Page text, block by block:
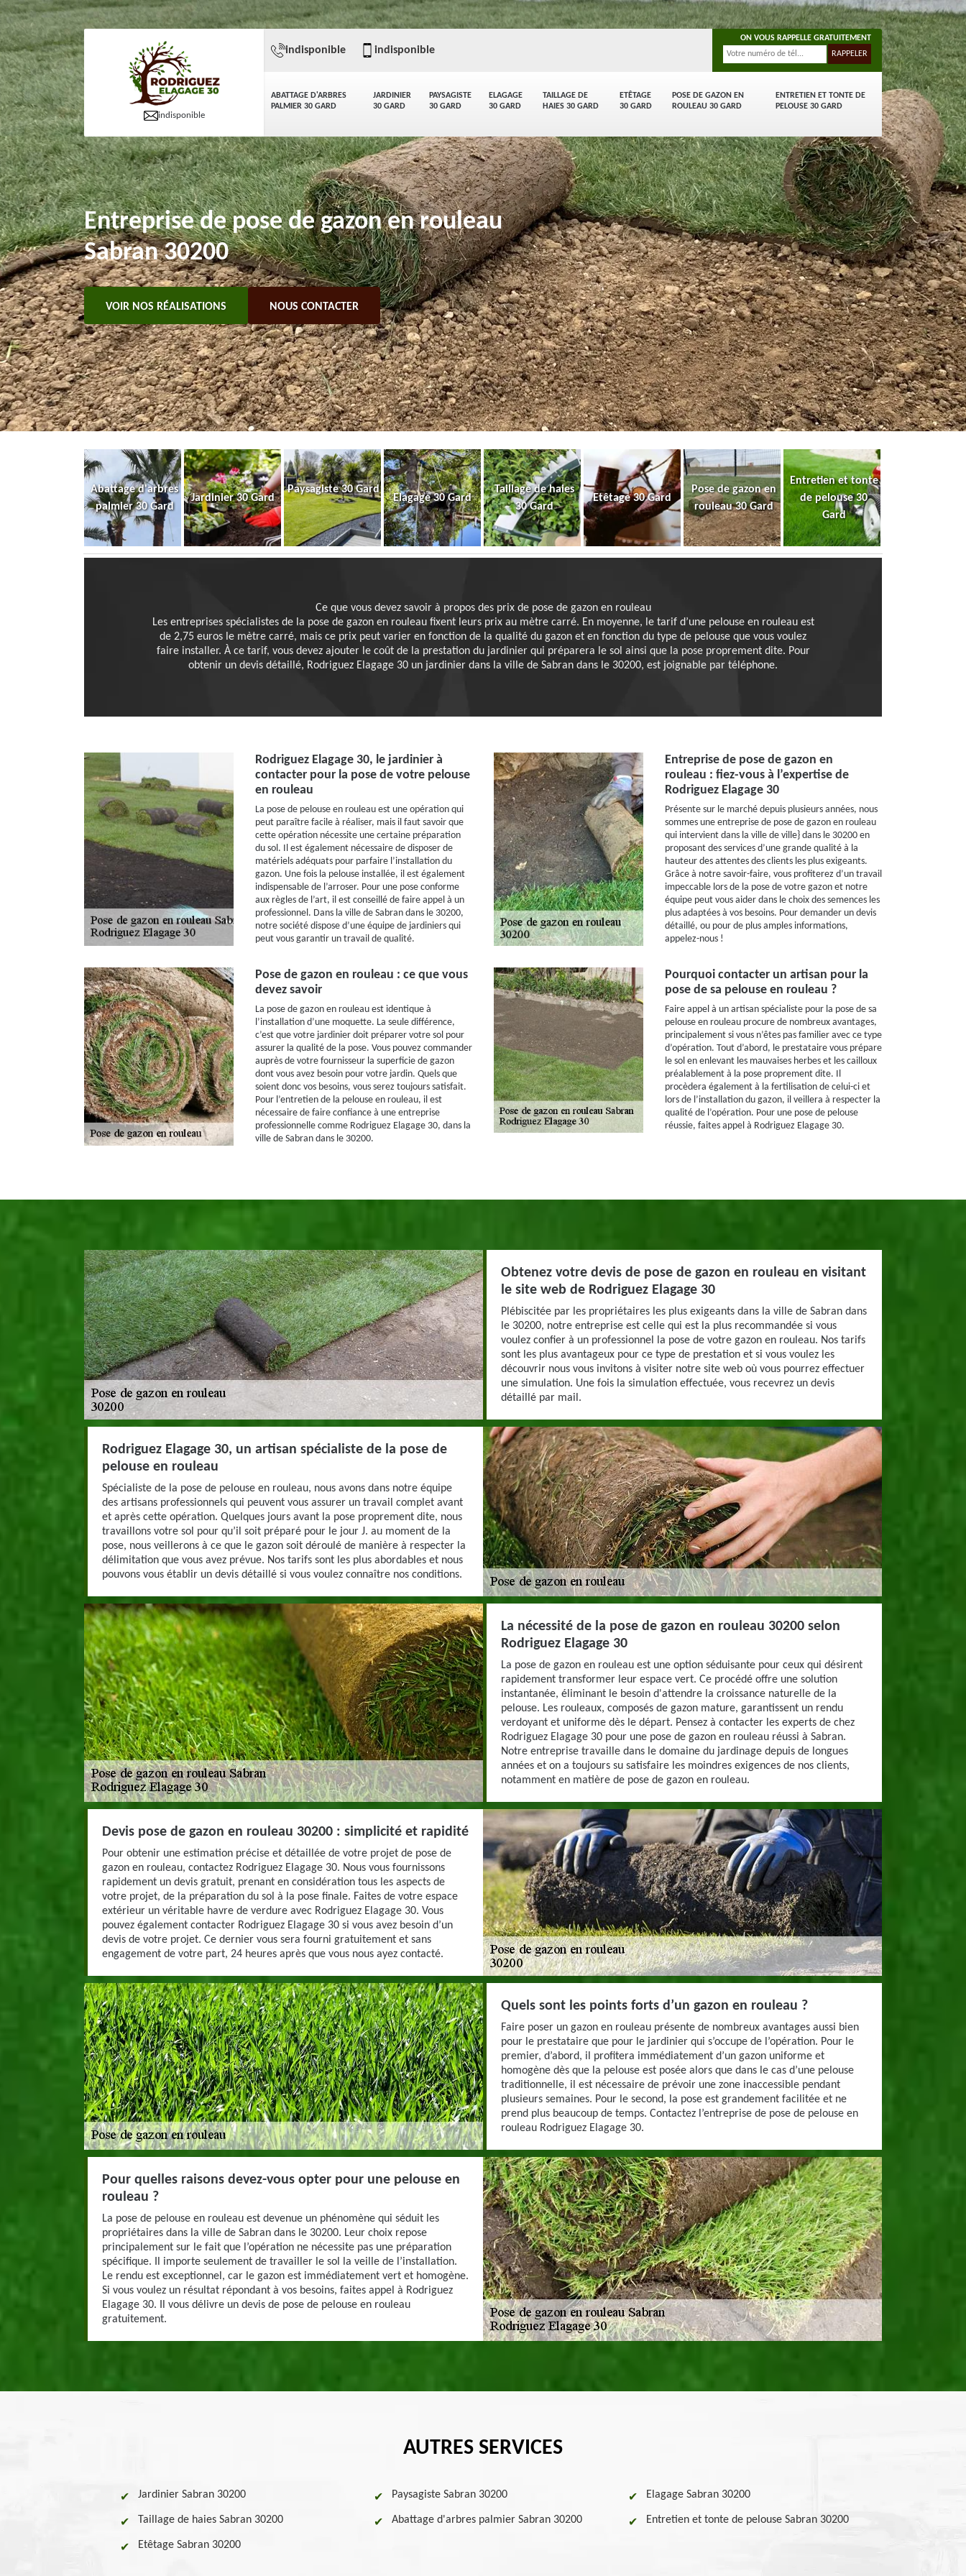
indisponible
ABATTAGE D'ARBRES
PALMIER 30 GARD
JARDINIER
30 GARD
PAYSAGISTE
30 GARD
ELAGAGE
30 GARD
TAILLAGE DE
HAIES 30 GARD
ETÊTAGE
30 GARD
POSE DE GAZON EN
ROULEAU 30 GARD
ENTRETIEN ET TONTE DE
PELOUSE 30 GARD
indisponible indisponible
ON VOUS RAPPELLE GRATUITEMENT
Entreprise de pose de gazon en rouleau
Sabran 30200
VOIR NOS RÉALISATIONS NOUS CONTACTER
Abattage d'arbres
palmier 30 Gard
Jardinier 30 Gard
Paysagiste 30 Gard
Elagage 30 Gard
Taillage de haies
30 Gard
Etêtage 30 Gard
Pose de gazon en
rouleau 30 Gard
Entretien et tonte
de pelouse 30
Gard
Ce que vous devez savoir à propos des prix de pose de gazon en rouleau
Les entreprises spécialistes de la pose de gazon en rouleau fixent leurs prix au mètre carré. En moyenne, le tarif d’une pelouse en rouleau est
de 2,75 euros le mètre carré, mais ce prix peut varier en fonction de la qualité du gazon et en fonction du type de pelouse que vous voulez
faire installer. À ce tarif, vous devez ajouter le coût de la prestation du jardinier qui préparera le sol ainsi que la pose proprement dite. Pour
obtenir un devis détaillé, Rodriguez Elagage 30 un jardinier dans la ville de Sabran dans le 30200, est joignable par téléphone.
Rodriguez Elagage 30, le jardinier à
contacter pour la pose de votre pelouse
en rouleau
La pose de pelouse en rouleau est une opération qui
peut paraître facile à réaliser, mais il faut savoir que
cette opération nécessite une certaine préparation
du sol. Il est également nécessaire de disposer de
matériels adéquats pour parfaire l’installation du
gazon. Une fois la pelouse installée, il est également
indispensable de l’arroser. Pour une pose conforme
aux règles de l’art, il est conseillé de faire appel à un
professionnel. Dans la ville de Sabran dans le 30200,
notre société dispose d’une équipe de jardiniers qui
peut vous garantir un travail de qualité.
Entreprise de pose de gazon en
rouleau : fiez-vous à l’expertise de
Rodriguez Elagage 30
Présente sur le marché depuis plusieurs années, nous
sommes une entreprise de pose de gazon en rouleau
qui intervient dans la ville de ville} dans le 30200 en
proposant des services d’une grande qualité à la
hauteur des attentes des clients les plus exigeants.
Grâce à notre savoir-faire, vous profiterez d’un travail
impeccable lors de la pose de votre gazon et notre
équipe peut vous aider dans le choix des semences les
plus adaptées à vos besoins. Pour demander un devis
détaillé, ou pour de plus amples informations,
appelez-nous !
Pose de gazon en rouleau : ce que vous
devez savoir
La pose de gazon en rouleau est identique à
l’installation d’une moquette. La seule différence,
c’est que votre jardinier doit préparer votre sol pour
assurer la qualité de la pose. Vous pouvez commander
auprès de votre fournisseur la superficie de gazon
dont vous avez besoin pour votre jardin. Quels que
soient donc vos besoins, vous serez toujours satisfait.
Pour l’entretien de la pelouse en rouleau, il est
nécessaire de faire confiance à une entreprise
professionnelle comme Rodriguez Elagage 30, dans la
ville de Sabran dans le 30200.
Pourquoi contacter un artisan pour la
pose de sa pelouse en rouleau ?
Faire appel à un artisan spécialiste pour la pose de sa
pelouse en rouleau procure de nombreux avantages,
principalement si vous n’êtes pas familier avec ce type
d’opération. Tout d’abord, le prestataire vous prépare
le sol en enlevant les mauvaises herbes et les cailloux
préalablement à la pose proprement dite. Il
procèdera également à la fertilisation de celui-ci et
lors de l’installation du gazon, il veillera à respecter la
qualité de l’opération. Pour une pose de pelouse
réussie, faites appel à Rodriguez Elagage 30.
Obtenez votre devis de pose de gazon en rouleau en visitant
le site web de Rodriguez Elagage 30
Plébiscitée par les propriétaires les plus exigeants dans la ville de Sabran dans
le 30200, notre entreprise est celle qui est la plus recommandée si vous
voulez confier à un professionnel la pose de votre gazon en rouleau. Nos tarifs
sont les plus avantageux pour ce type de prestation et si vous voulez les
découvrir nous vous invitons à visiter notre site web où vous pourrez effectuer
une simulation. Une fois la simulation effectuée, vous recevrez un devis
détaillé par mail.
Rodriguez Elagage 30, un artisan spécialiste de la pose de
pelouse en rouleau
Spécialiste de la pose de pelouse en rouleau, nous avons dans notre équipe
des artisans professionnels qui peuvent vous assurer un travail complet avant
et après cette opération. Quelques jours avant la pose proprement dite, nous
travaillons votre sol pour qu’il soit préparé pour le jour J. au moment de la
pose, nous veillerons à ce que le gazon soit déroulé de manière à respecter la
délimitation que vous avez prévue. Nos tarifs sont les plus abordables et nous
pouvons vous établir un devis détaillé si vous voulez connaître nos conditions.
La nécessité de la pose de gazon en rouleau 30200 selon
Rodriguez Elagage 30
La pose de gazon en rouleau est une option séduisante pour ceux qui désirent
rapidement transformer leur espace vert. Ce procédé offre une solution
instantanée, éliminant le besoin d'attendre la croissance naturelle de la
pelouse. Les rouleaux, composés de gazon mature, garantissent un rendu
verdoyant et uniforme dès le départ. Pensez à contacter les experts de chez
Rodriguez Elagage 30 pour une pose de gazon en rouleau réussi à Sabran.
Notre entreprise travaille dans le domaine du jardinage depuis de longues
années et on a toujours su satisfaire les moindres exigences de nos clients,
notamment en matière de pose de gazon en rouleau.
Devis pose de gazon en rouleau 30200 : simplicité et rapidité
Pour obtenir une estimation précise et détaillée de votre projet de pose de
gazon en rouleau, contactez Rodriguez Elagage 30. Nous vous fournissons
rapidement un devis gratuit, prenant en considération tous les aspects de
votre projet, de la préparation du sol à la pose finale. Faites de votre espace
extérieur un véritable havre de verdure avec Rodriguez Elagage 30. Vous
pouvez également contacter Rodriguez Elagage 30 si vous avez besoin d’un
devis de votre projet. Ce dernier vous sera fourni gratuitement et sans
engagement de votre part, 24 heures après que vous nous ayez contacté.
Quels sont les points forts d’un gazon en rouleau ?
Faire poser un gazon en rouleau présente de nombreux avantages aussi bien
pour le prestataire que pour le jardinier qui s’occupe de l’opération. Pour le
premier, d’abord, il profitera immédiatement d’un gazon uniforme et
homogène dès que la pelouse est posée alors que dans le cas d’une pelouse
traditionnelle, il est nécessaire de prévoir une zone inaccessible pendant
plusieurs semaines. Pour le second, la pose est grandement facilitée et ne
prend plus beaucoup de temps. Contactez l’entreprise de pose de pelouse en
rouleau Rodriguez Elagage 30.
Pour quelles raisons devez-vous opter pour une pelouse en
rouleau ?
La pose de pelouse en rouleau est devenue un phénomène qui séduit les
propriétaires dans la ville de Sabran dans le 30200. Leur choix repose
principalement sur le fait que l’opération ne nécessite pas une préparation
spécifique. Il importe seulement de travailler le sol la veille de l’installation.
Le rendu est exceptionnel, car le gazon est immédiatement vert et homogène.
Si vous voulez un résultat répondant à vos besoins, faites appel à Rodriguez
Elagage 30. Il vous délivre un devis de pose de pelouse en rouleau
gratuitement.
AUTRES SERVICES
Jardinier Sabran 30200 Paysagiste Sabran 30200 Elagage Sabran 30200
Taillage de haies Sabran 30200 Abattage d'arbres palmier Sabran 30200 Entretien et tonte de pelouse Sabran 30200
Etêtage Sabran 30200